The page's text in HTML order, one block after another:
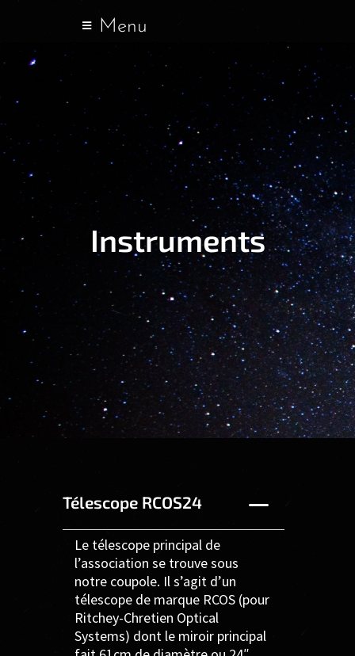
Menu
Instruments
Télescope RCOS24
Le télescope principal de
l’association se trouve sous
notre coupole. Il s’agit d’un
télescope de marque RCOS (pour
Ritchey-Chretien Optical
Systems) dont le miroir principal